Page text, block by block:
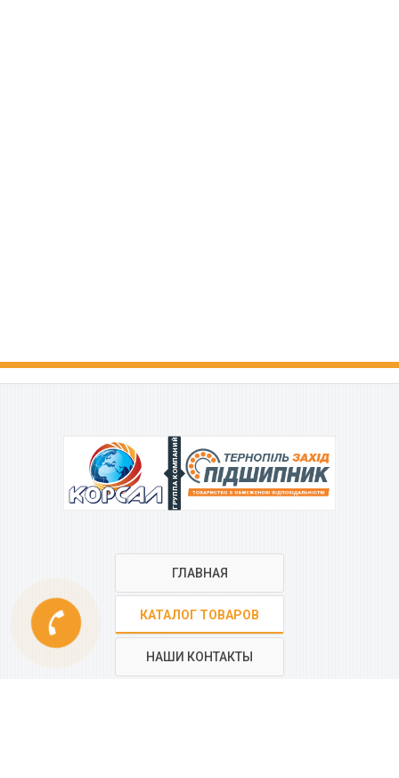
phone
ГРУППА КОМПАНИЙ
ГЛАВНАЯ
КАТАЛОГ ТОВАРОВ
НАШИ КОНТАКТЫ